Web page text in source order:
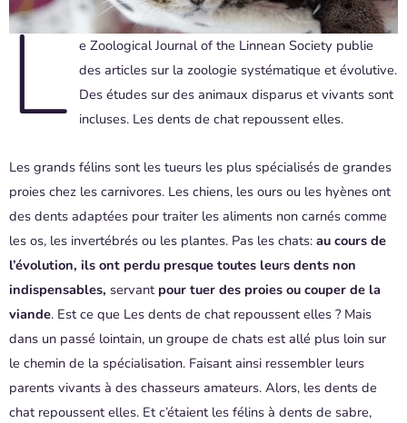
L
e Zoological Journal of the Linnean Society publie
des articles sur la zoologie systématique et évolutive.
Des études sur des animaux disparus et vivants sont
incluses. Les dents de chat repoussent elles.
Les grands félins sont les tueurs les plus spécialisés de grandes
proies chez les carnivores. Les chiens, les ours ou les hyènes ont
des dents adaptées pour traiter les aliments non carnés comme
les os, les invertébrés ou les plantes. Pas les chats: au cours de
l’évolution, ils ont perdu presque toutes leurs dents non
indispensables, servantpour tuer des proies ou couper de la
viande. Est ce que Les dents de chat repoussent elles ? Mais
dans un passé lointain, un groupe de chats est allé plus loin sur
le chemin de la spécialisation. Faisant ainsi ressembler leurs
parents vivants à des chasseurs amateurs. Alors, les dents de
chat repoussent elles. Et c’étaient les félins à dents de sabre,